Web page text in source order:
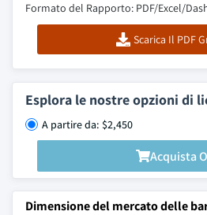
Formato del Rapporto: PDF/Excel/
Scarica Il PDF
Esplora le nostre opzioni di
A partire da: $2,450
Acquista
Dimensione del mercato delle